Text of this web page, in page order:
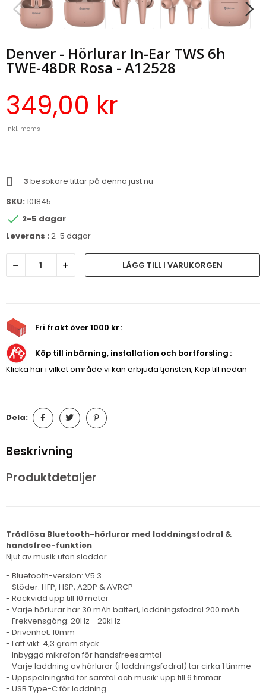
Denver - Hörlurar In-Ear TWS 6h
TWE-48DR Rosa - A12528
349,00 kr
Inkl. moms
3 besökare tittar på denna just nu
SKU: 101845
 2-5 dagar
Leverans : 2-5 dagar
LÄGG TILL I VARUKORGEN
Fri frakt över 1000 kr
Köp till inbärning, installation och bortforsling
Klicka här i vilket område vi kan erbjuda tjänsten, Köp till nedan
Dela:
Beskrivning
Produktdetaljer
Trådlösa Bluetooth-hörlurar med laddningsfodral &
handsfree-funktion
Njut av musik utan sladdar
- Bluetooth-version: V5.3
- Stöder: HFP, HSP, A2DP & AVRCP
- Räckvidd upp till 10 meter
- Varje hörlurar har 30 mAh batteri, laddningsfodral 200 mAh
- Frekvensgång: 20Hz - 20kHz
- Drivenhet: 10mm
- Lätt vikt: 4,3 gram styck
- Inbyggd mikrofon för handsfreesamtal
- Varje laddning av hörlurar (i laddningsfodral) tar cirka 1 timme
- Uppspelningstid för samtal och musik: upp till 6 timmar
- USB Type-C för laddning